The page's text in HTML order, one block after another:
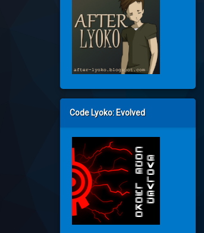
Code Lyoko: Evolved